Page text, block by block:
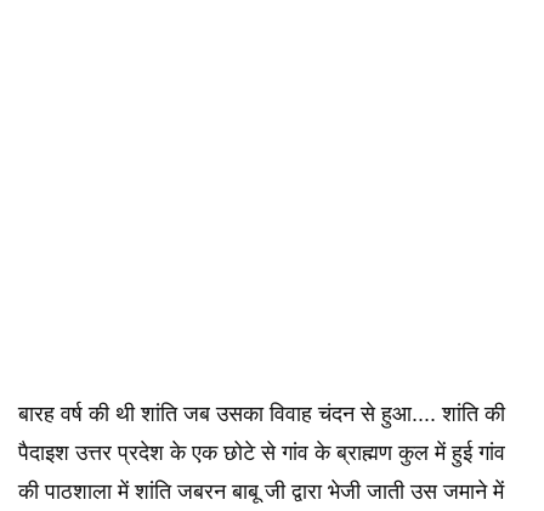
बारह वर्ष की थी शांति जब उसका विवाह चंदन से हुआ.... शांति की
पैदाइश उत्तर प्रदेश के एक छोटे से गांव के ब्राह्मण कुल में हुई गांव
की पाठशाला में शांति जबरन बाबू जी द्वारा भेजी जाती उस जमाने में